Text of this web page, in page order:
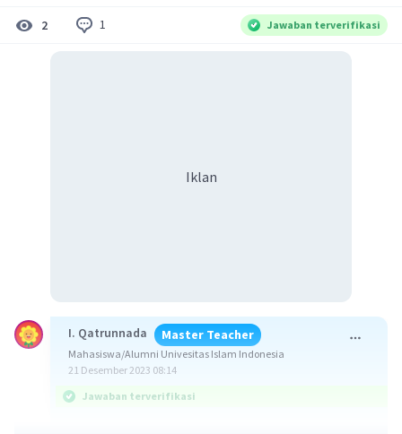
2 1 Jawaban terverifikasi
Iklan
I. Qatrunnada Master Teacher
Mahasiswa/Alumni Univesitas Islam Indonesia
21 Desember 2023 08:14
Jawaban terverifikasi